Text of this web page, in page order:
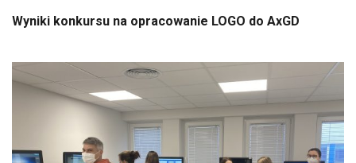
Wyniki konkursu na opracowanie LOGO do AxGD